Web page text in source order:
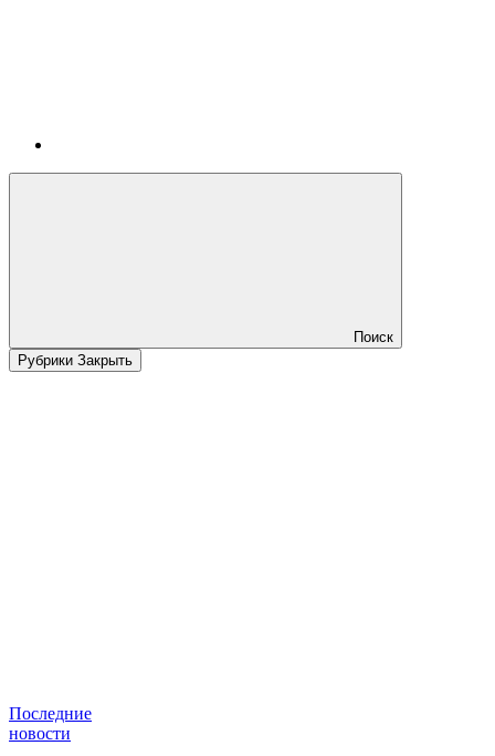
Поиск
Рубрики Закрыть
Последние
новости